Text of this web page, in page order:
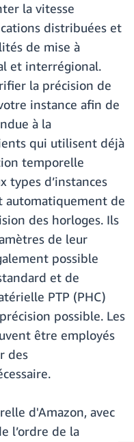
la vitesse
distribuées et
de mise à
et interrégional.
la précision de
instance afin de
à la
qui utilisent déjà
temporelle
types d’instances
automatiquement de
des horloges. Ils
de leur
possible
et de
PTP (PHC)
possible. Les
être employés
des
d'Amazon, avec
l’ordre de la